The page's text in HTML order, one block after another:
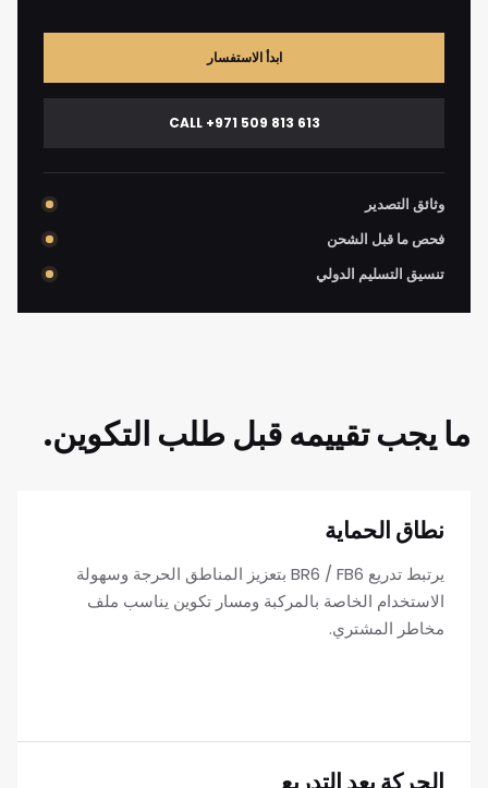
ابدأ الاستفسار
CALL +971 509 813 613
وثائق التصدير
فحص ما قبل الشحن
تنسيق التسليم الدولي
ما يجب تقييمه قبل طلب التكوين.
نطاق الحماية
يرتبط تدريع BR6 / FB6 بتعزيز المناطق الحرجة وسهولة
الاستخدام الخاصة بالمركبة ومسار تكوين يناسب ملف
مخاطر المشتري.